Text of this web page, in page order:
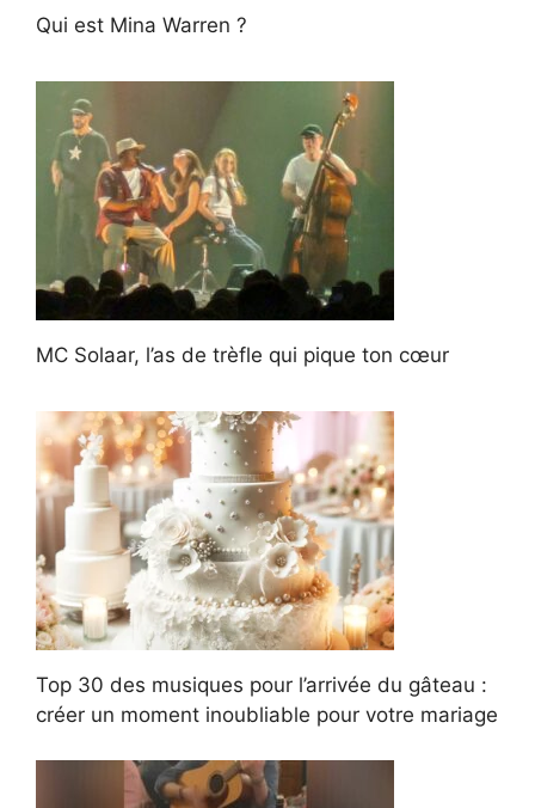
Qui est Mina Warren ?
MC Solaar, l’as de trèfle qui pique ton cœur
Top 30 des musiques pour l’arrivée du gâteau :
créer un moment inoubliable pour votre mariage